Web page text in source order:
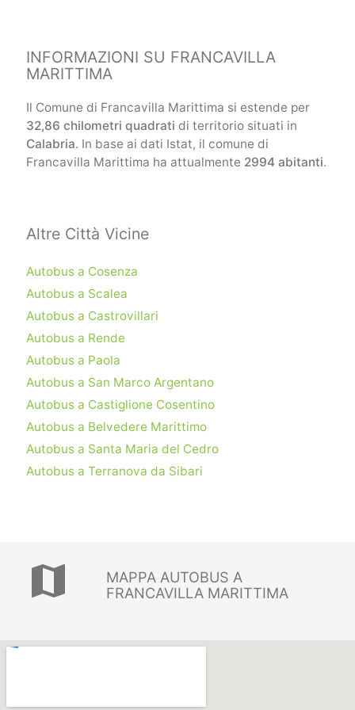
INFORMAZIONI SU FRANCAVILLA
MARITTIMA
Il Comune di Francavilla Marittima si estende per
32,86 chilometri quadrati di territorio situati in
Calabria. In base ai dati Istat, il comune di
Francavilla Marittima ha attualmente 2994 abitanti.
Altre Città Vicine
Autobus a Cosenza
Autobus a Scalea
Autobus a Castrovillari
Autobus a Rende
Autobus a Paola
Autobus a San Marco Argentano
Autobus a Castiglione Cosentino
Autobus a Belvedere Marittimo
Autobus a Santa Maria del Cedro
Autobus a Terranova da Sibari
map
MAPPA AUTOBUS A
FRANCAVILLA MARITTIMA